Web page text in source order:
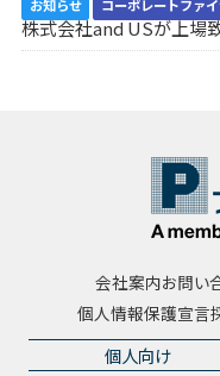
お知らせ コーポレートファ
株式会社and USが上場
会社案内お問い
個人情報保護宣言
個人向け